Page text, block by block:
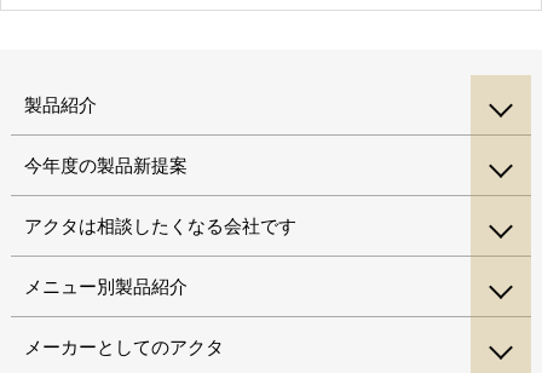
製品紹介
今年度の製品新提案
アクタは相談したくなる会社です
メニュー別製品紹介
メーカーとしてのアクタ